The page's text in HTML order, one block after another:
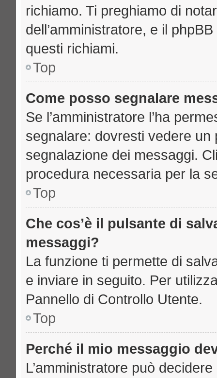
richiamo. Ti preghiamo di
dell’amministratore, e il
questi richiami.
Top
Come posso segnalare
Se l’amministratore l’ha
segnalare: dovresti vedere
segnalazione dei messaggi.
procedura necessaria per la
Top
Che cos’è il pulsante di
messaggi?
La funzione ti permette di
e inviare in seguito. Per
Pannello di Controllo Utente.
Top
Perché il mio messaggio
L’amministratore può